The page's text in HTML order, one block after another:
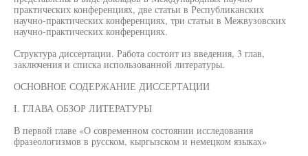
практических конференциях, две статьи в Республиканских
научно-практических конференциях, три статьи в Межвузовских
научно-практических конференциях.
Структура диссертации. Работа состоит из введения, 3 глав,
заключения и списка использованной литературы.
ОСНОВНОЕ СОДЕРЖАНИЕ ДИССЕРТАЦИИ
I. ГЛАВА ОБЗОР ЛИТЕРАТУРЫ
В первой главе «О современном состоянии исследования
фразеологизмов в русском, кыргызском и немецком языках»